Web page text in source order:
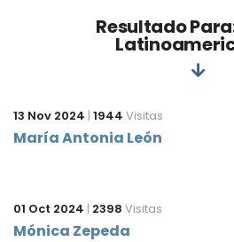
Resultado
13 Nov 2024 | 1944 Visitas
María Antonia León
01 Oct 2024 | 2398 Visitas
Mónica Zepeda